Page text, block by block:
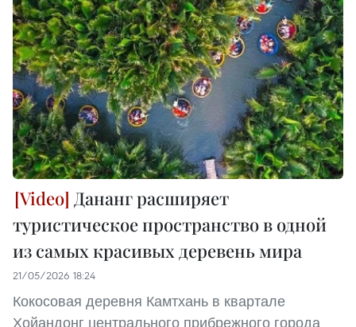
Дананг расширяет
туристическое пространство в одной
из самых красивых деревень мира
21/05/2026 18:24
Кокосовая деревня Камтхань в квартале
Хойандонг центрального прибрежного города